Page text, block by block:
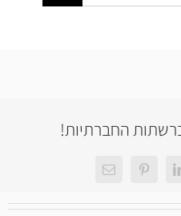
החברתיות!
LinkedIn
Pinterestכתובת
אלקטרוני